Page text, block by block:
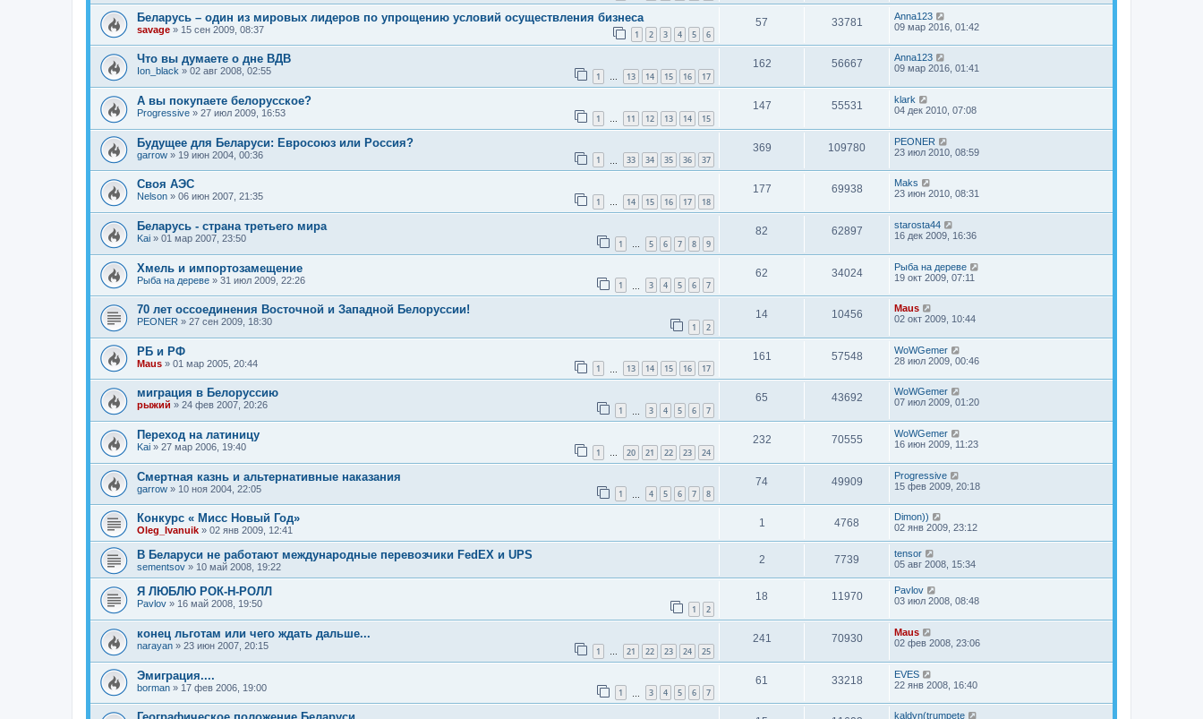
Беларусь – один из мировых лидеров по упрощению условий осуществления бизнеса
savage » 15 сен 2009, 08:37 1 2 3 4 5 6
57 33781
Anna123
09 мар 2016, 01:42
Что вы думаете о дне ВДВ
Ion_black » 02 авг 2008, 02:55 1 … 13 14 15 16 17
162 56667
Anna123
09 мар 2016, 01:41
А вы покупаете белорусское?
Progressive » 27 июл 2009, 16:53 1 … 11 12 13 14 15
147 55531
klark
04 дек 2010, 07:08
Будущее для Беларуси: Евросоюз или Россия?
garrow » 19 июн 2004, 00:36 1 33 34 35 36 37
369 109780
PEONER
23 июл 2010, 08:59
Своя АЭС
Nelson » 06 июн 2007, 21:35 1 … 14 15 16 17 18
177 69938
Maks
23 июн 2010, 08:31
Беларусь - страна третьего мира
Kai » 01 мар 2007, 23:50 1 … 5 6 7 8 9
82 62897
starosta44
16 дек 2009, 16:36
Хмель и импортозамещение
Рыба на дереве » 31 июл 2009, 22:26 1 3 4 5 6 7
62 34024
Рыба на дереве
19 окт 2009, 07:11
70 лет оссоединения Восточной и Западной Белоруссии!
PEONER » 27 сен 2009, 18:30 1 2
14 10456
Maus
02 окт 2009, 10:44
РБ и РФ
Maus » 01 мар 2005, 20:44 1 13 14 15 16 17
161 57548
WoWGemer
28 июл 2009, 00:46
миграция в Белоруссию
рыжий » 24 фев 2007, 20:26 1 3 4 5 6 7
65 43692
WoWGemer
07 июл 2009, 01:20
Переход на латиницу
Kai » 27 мар 2006, 19:40 1 … 20 21 22 23 24
232 70555
WoWGemer
16 июн 2009, 11:23
Смертная казнь и альтернативные наказания
garrow » 10 ноя 2004, 22:05 1 4 5 6 7 8
74 49909
Progressive
15 фев 2009, 20:18
Конкурс « Мисс Новый Год»
Oleg_Ivanuik » 02 янв 2009, 12:41
1 4768
Dimon))
02 янв 2009, 23:12
В Беларуси не работают международные перевозчики FedEX и UPS
sementsov » 10 май 2008, 19:22
2 7739
tensor
05 авг 2008, 15:34
Я ЛЮБЛЮ РОК-Н-РОЛЛ
Pavlov » 16 май 2008, 19:50 1 2
18 11970
Pavlov
03 июл 2008, 08:48
конец льготам или чего ждать дальше...
narayan » 23 июн 2007, 20:15 1 … 21 22 23 24 25
241 70930
Maus
02 фев 2008, 23:06
Эмиграция....
borman » 17 фев 2006, 19:00 1 3 4 5 6 7
61 33218
EVES
22 янв 2008, 16:40
kaldyn(trumpete